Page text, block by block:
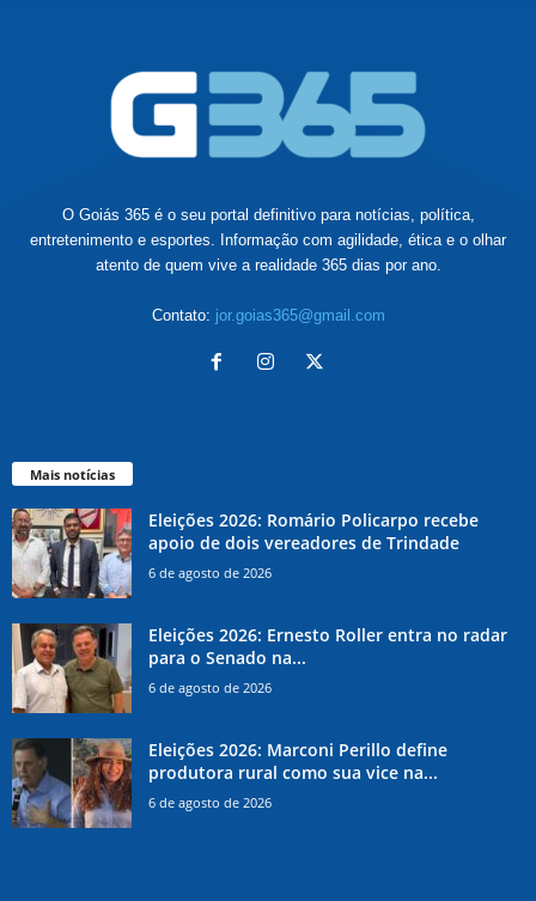
O Goiás 365 é o seu portal definitivo para notícias, política,
entretenimento e esportes. Informação com agilidade, ética e o olhar
atento de quem vive a realidade 365 dias por ano.
Contato: jor.goias365@gmail.com
Mais notícias
Eleições 2026: Romário Policarpo recebe
apoio de dois vereadores de Trindade
6 de agosto de 2026
Eleições 2026: Ernesto Roller entra no radar
para o Senado na...
6 de agosto de 2026
Eleições 2026: Marconi Perillo define
produtora rural como sua vice na...
6 de agosto de 2026